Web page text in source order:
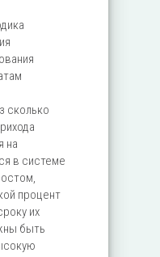
сколько
на
в системе
процент
их
быть